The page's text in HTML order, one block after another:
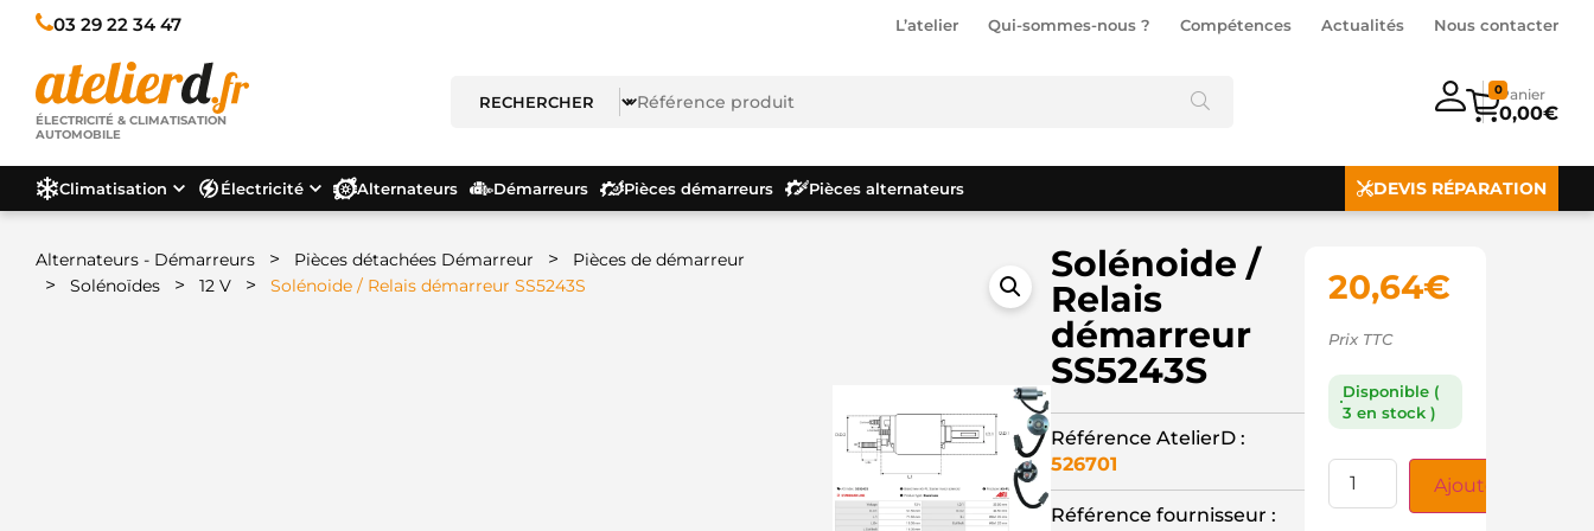
03 29 22 34 47 L’atelier Qui-sommes-nous ? Compétences Actualités Nous contacter
ÉLECTRICITÉ & CLIMATISATION
AUTOMOBILE
0,00€
0
Climatisation Électricité Alternateurs Démarreurs Pièces démarreurs Pièces alternateurs DEVIS RÉPARATION
Alternateurs - Démarreurs > Pièces détachées Démarreur > Pièces de démarreur
> Solénoïdes > 12 V > Solénoide / Relais démarreur SS5243S
Solénoide /
Relais
démarreur
SS5243S
Référence AtelierD :
526701
Référence fournisseur :
20,64€
Prix TTC
Disponible (
3 en stock )
Ajouter au